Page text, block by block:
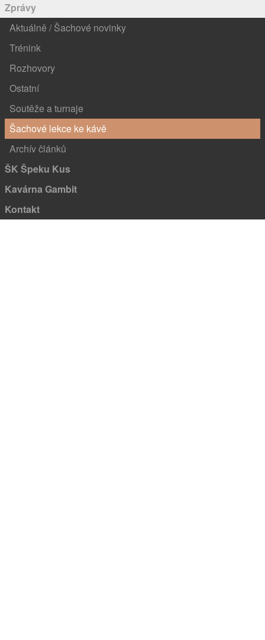
Zprávy
Aktuálně / Šachové novinky
Trénink
Rozhovory
Ostatní
Soutěže a turnaje
Šachové lekce ke kávě
Archív článků
ŠK Špeku Kus
Kavárna Gambit
Kontakt